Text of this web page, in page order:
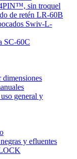
sin troquel
de retén LR-60B
Swiv-L-
SC-60C
dimensiones
general y
y efluentes